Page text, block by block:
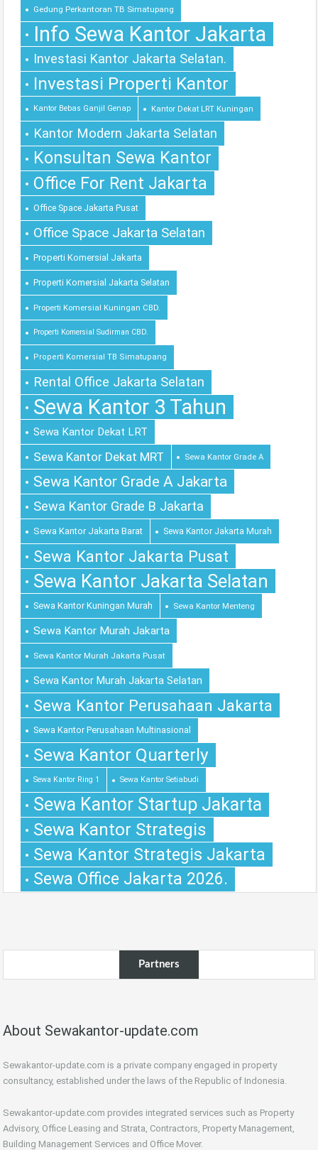
Gedung Perkantoran TB Simatupang
Info Sewa Kantor Jakarta
Investasi Kantor Jakarta Selatan.
Investasi Properti Kantor
Kantor Bebas Ganjil Genap Kantor Dekat LRT Kuningan
Kantor Modern Jakarta Selatan
Konsultan Sewa Kantor
Office For Rent Jakarta
Office Space Jakarta Pusat
Office Space Jakarta Selatan
Properti Komersial Jakarta
Properti Komersial Jakarta Selatan
Properti Komersial Kuningan CBD.
Properti Komersial Sudirman CBD.
Properti Komersial TB Simatupang
Rental Office Jakarta Selatan
Sewa Kantor 3 Tahun
Sewa Kantor Dekat LRT
Sewa Kantor Dekat MRT Sewa Kantor Grade A
Sewa Kantor Grade A Jakarta
Sewa Kantor Grade B Jakarta
Sewa Kantor Jakarta Barat Sewa Kantor Jakarta Murah
Sewa Kantor Jakarta Pusat
Sewa Kantor Jakarta Selatan
Sewa Kantor Kuningan Murah Sewa Kantor Menteng
Sewa Kantor Murah Jakarta
Sewa Kantor Murah Jakarta Pusat
Sewa Kantor Murah Jakarta Selatan
Sewa Kantor Perusahaan Jakarta
Sewa Kantor Perusahaan Multinasional
Sewa Kantor Quarterly
Sewa Kantor Ring 1 Sewa Kantor Setiabudi
Sewa Kantor Startup Jakarta
Sewa Kantor Strategis
Sewa Kantor Strategis Jakarta
Sewa Office Jakarta 2026.
Partners
About Sewakantor-update.com
Sewakantor-update.com is a private company engaged in property
consultancy, established under the laws of the Republic of Indonesia.
Sewakantor-update.com provides integrated services such as Property
Advisory, Office Leasing and Strata, Contractors, Property Management,
Building Management Services and Office Mover.